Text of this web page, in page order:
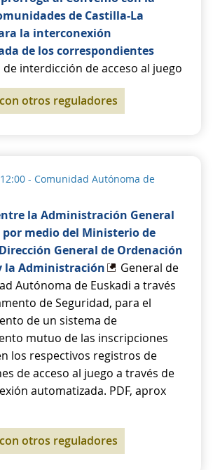
de Castilla-La
la interconexión
de los correspondientes
de interdicción de acceso al juego
otros reguladores
- Comunidad Autónoma de
la Administración General
por medio del Ministerio de
General de Ordenación
la Administración
General de
Autónoma de Euskadi a través
de Seguridad, para el
de un sistema de
mutuo de las inscripciones
los respectivos registros de
de acceso al juego a través de
automatizada. PDF, aprox
otros reguladores